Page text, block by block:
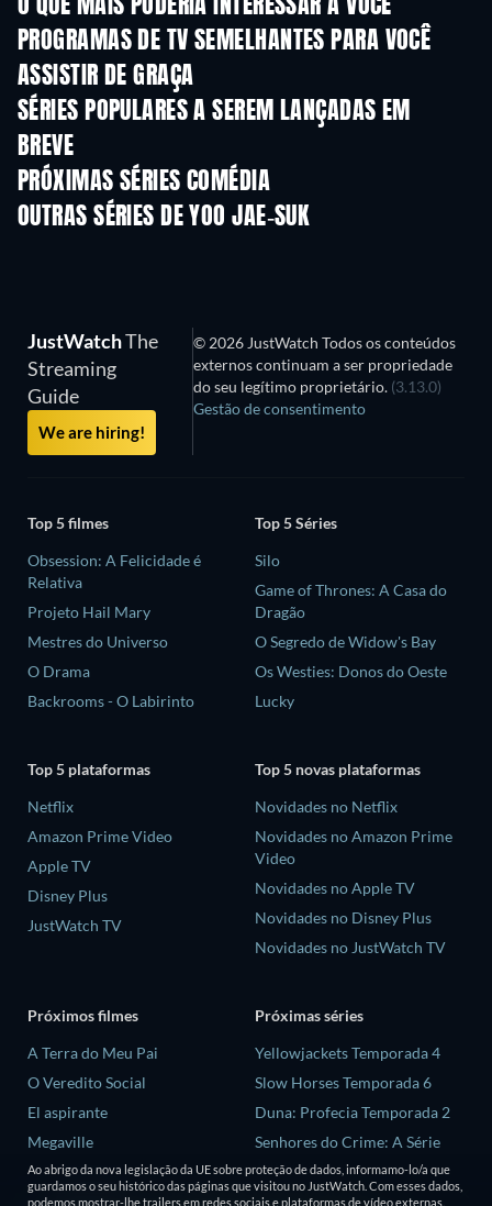
O QUE MAIS PODERIA INTERESSAR A VOCÊ
Série Série
PROGRAMAS DE TV SEMELHANTES PARA VOCÊ
ASSISTIR DE GRAÇA
Série
SÉRIES POPULARES A SEREM LANÇADAS EM
BREVE
PRÓXIMAS SÉRIES COMÉDIA
Temporada 6 Temporada 2
OUTRAS SÉRIES DE YOO JAE-SUK
Série
JustWatchThe
Streaming
Guide
We are hiring!
© 2026 JustWatch Todos os conteúdos
externos continuam a ser propriedade
do seu legítimo proprietário. (3.13.0)
Gestão de consentimento
Top 5 filmes
Obsession: A Felicidade é
Relativa
Projeto Hail Mary
Mestres do Universo
O Drama
Backrooms - O Labirinto
Top 5 Séries
Silo
Game of Thrones: A Casa do
Dragão
O Segredo de Widow's Bay
Os Westies: Donos do Oeste
Lucky
Top 5 plataformas
Netflix
Amazon Prime Video
Apple TV
Disney Plus
JustWatch TV
Top 5 novas plataformas
Novidades no Netflix
Novidades no Amazon Prime
Video
Novidades no Apple TV
Novidades no Disney Plus
Novidades no JustWatch TV
Próximos filmes
A Terra do Meu Pai
O Veredito Social
El aspirante
Megaville
Hendrix
Próximas séries
Yellowjackets Temporada 4
Slow Horses Temporada 6
Duna: Profecia Temporada 2
Senhores do Crime: A Série
Temporada 2
Love is Blind: Reino Unido
Ao abrigo da nova legislação da UE sobre proteção de dados, informamo-lo/a que
guardamos o seu histórico das páginas que visitou no JustWatch. Com esses dados,
podemos mostrar-lhe trailers em redes sociais e plataformas de vídeo externas.